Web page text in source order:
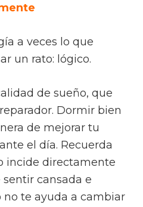
a veces lo que
un rato: lógico.
de sueño, que
Dormir bien
de mejorar tu
el día. Recuerda
incide directamente
cansada e
no te ayuda a cambiar